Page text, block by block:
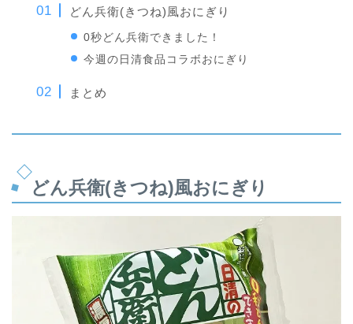
どん兵衛(きつね)風おにぎり
0秒どん兵衛できました！
今週の日清食品コラボおにぎり
まとめ
どん兵衛(きつね)風おにぎり